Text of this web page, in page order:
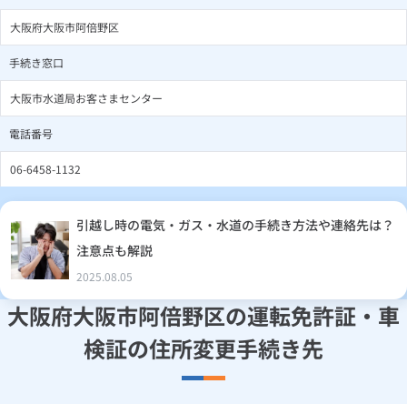
大阪府大阪市阿倍野区
手続き窓口
大阪市水道局お客さまセンター
電話番号
06-6458-1132
引越し時の電気・ガス・水道の手続き方法や連絡先は？
注意点も解説
2025.08.05
大阪府大阪市阿倍野区の運転免許証・車
検証の住所変更手続き先